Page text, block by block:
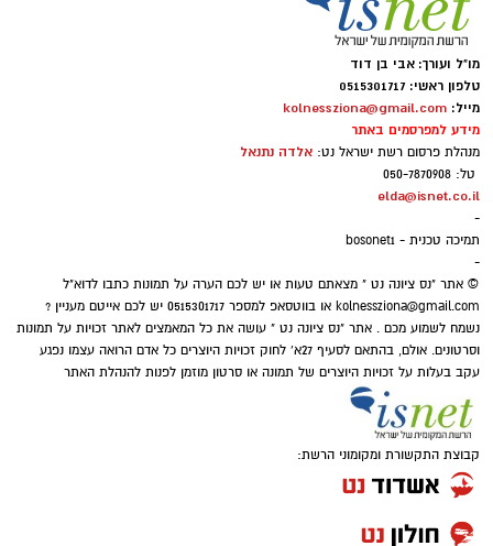
מו"ל ועורך: אבי בן דוד
טלפון ראשי: 0515301717
מייל: kolnessziona@gmail.com
מידע למפרסמים באתר
מנהלת פרסום רשת ישראל נט: אלדה נתנאל
טל: 050-7870908
elda@isnet.co.il
-
תמיכה טכנית - bosonet1
-
© אתר "נס ציונה נט " מצאתם טעות או יש לכם הערה על תמונות כתבו לדוא"ל
kolnessziona@gmail.com
או בווטסאפ למספר 0515301717 יש לכם אייטם מעניין ?
נשמח לשמוע מכם . אתר "נס ציונה נט " עושה את כל המאמצים לאתר זכויות על תמונות
וסרטונים. אולם, בהתאם לסעיף 27א' לחוק זכויות היוצרים כל אדם הרואה עצמו נפגע
עקב בעלות על זכויות היוצרים של תמונה או סרטון מוזמן לפנות להנהלת האתר
קבוצת התקשורת ומקומוני הרשת: